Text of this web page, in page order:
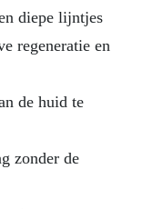
diepe lijntjes
regeneratie en
de huid te
zonder de